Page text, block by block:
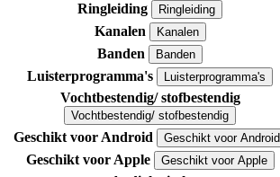
Ringleiding Ringleiding
Kanalen Kanalen
Banden
Banden
Luisterprogramma's
Luisterprogramma's
Vochtbestendig/ stofbestendig
Vochtbestendig/ stofbestendig
Geschikt voor Android Geschikt voor Android
Geschikt voor Apple Geschikt voor Apple